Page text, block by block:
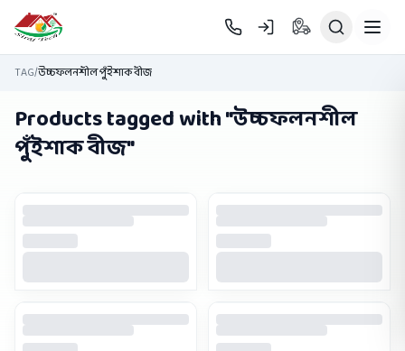
Skip to main content
TAG/উচ্চফলনশীল পুঁইশাক বীজ
Products tagged with "উচ্চফলনশীল
পুঁইশাক বীজ"